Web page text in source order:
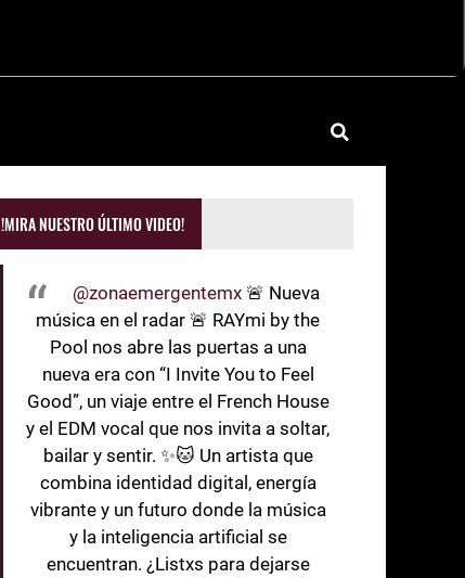
!MIRA NUESTRO ÚLTIMO VIDEO!
@zonaemergentemx 🚨 Nueva
música en el radar 🚨 RAYmi by the
Pool nos abre las puertas a una
nueva era con “I Invite You to Feel
Good”, un viaje entre el French House
y el EDM vocal que nos invita a soltar,
bailar y sentir. ✨🐱 Un artista que
combina identidad digital, energía
vibrante y un futuro donde la música
y la inteligencia artificial se
encuentran. ¿Listxs para dejarse